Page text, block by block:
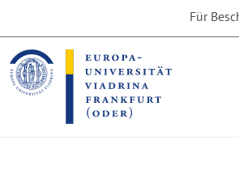
the
content
section
the
footer
section
Für